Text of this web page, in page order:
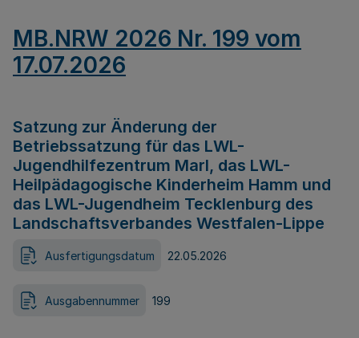
MB.NRW 2026 Nr. 199 vom
17.07.2026
Satzung zur Änderung der
Betriebssatzung für das LWL-
Jugendhilfezentrum Marl, das LWL-
Heilpädagogische Kinderheim Hamm und
das LWL-Jugendheim Tecklenburg des
Landschaftsverbandes Westfalen-Lippe
Ausfertigungsdatum 22.05.2026
Ausgabennummer 199